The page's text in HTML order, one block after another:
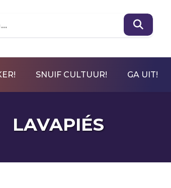
SNUIF CULTUUR! GA UIT!
LAVAPIÉS